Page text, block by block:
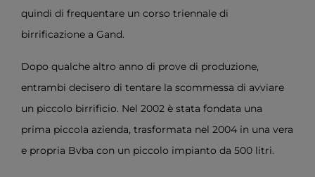
quindi di frequentare un corso triennale di
birrificazione a Gand.
Dopo qualche altro anno di prove di produzione,
entrambi decisero di tentare la scommessa di avviare
un piccolo birrificio. Nel 2002 è stata fondata una
prima piccola azienda, trasformata nel 2004 in una vera
e propria Bvba con un piccolo impianto da 500 litri.